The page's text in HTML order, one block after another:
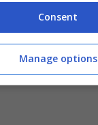
Consent
Manage options